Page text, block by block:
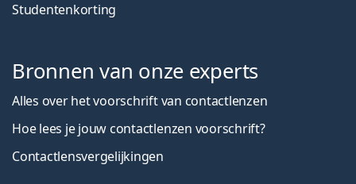
Studentenkorting
Bronnen van onze experts
Alles over het voorschrift van contactlenzen
Hoe lees je jouw contactlenzen voorschrift?
Contactlensvergelijkingen